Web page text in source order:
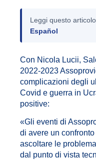
Leggi questo
Español
Con Nicola Lucii,
2022-2023
complicazioni degli
Covid e guerra in
positive:
«Gli eventi di
di avere un
ascoltare le
dal punto di vista